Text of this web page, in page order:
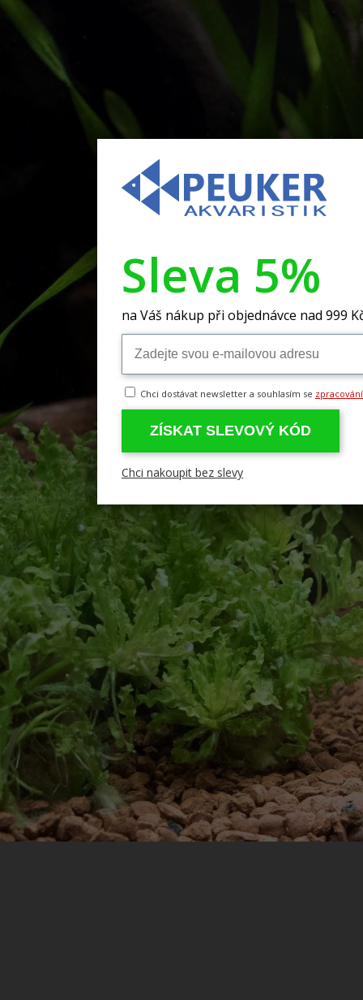
Sleva 5%
na Váš nákup při objednávce nad 999
Chci dostávat newsletter a souhlasím se
ZÍSKAT SLEVOVÝ KÓD
Chci nakoupit bez slevy